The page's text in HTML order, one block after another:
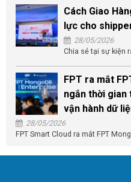
Cách Giao
lực cho
28/05/2026
Chia sẻ tại sự kiện
FPT ra mắt
ngắn thời gian
vận hành dữ
28/05/2026
FPT Smart Cloud ra mắt FPT